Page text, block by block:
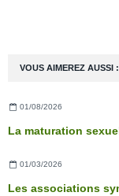
VOUS AIMEREZ AUSSI :
01/08/2026
01/03/2026